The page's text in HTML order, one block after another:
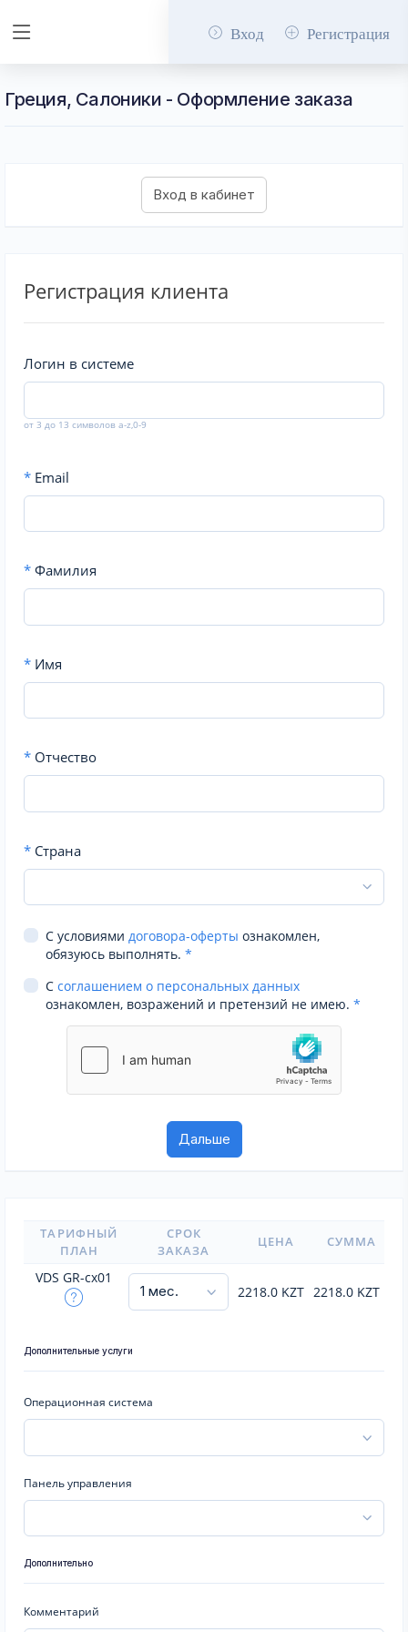
Вход Регистрация
Греция, Салоники - Оформление заказа
Регистрация клиента
Логин в системе
от 3 до 13 символов a-z,0-9
* Email
* Фамилия
* Имя
* Отчество
* Страна
С условиями договора-оферты ознакомлен,
обязуюсь выполнять. *
С соглашением о персональных данных
ознакомлен, возражений и претензий не имею. *
ТАРИФНЫЙ
ПЛАН
СРОК
ЗАКАЗА
ЦЕНА СУММА
VDS GR-cx01
2218.0 KZT 2218.0 KZT
Дополнительные услуги
Операционная система
Панель управления
Дополнительно
Комментарий